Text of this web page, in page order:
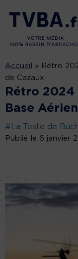
Accueil » Rétro
de Cazaux
Rétro 2024
Base
#La Teste de
Publié le 6 janvier